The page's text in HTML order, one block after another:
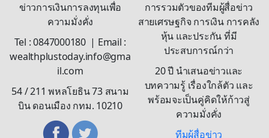
ข่าวการเงินการลงทุนเพื่อ
ความมั่งคั่ง
Tel : 0847000180 | Email :
wealthplustoday.info@gma
il.com
54 / 211 พหลโยธิน 73 สนาม
บิน ดอนเมือง กทม. 10210
การรวมตัวของทีมผู้สื่อข่าว
สายเศรษฐกิจ การเงิน การคลัง
หุ้น และประกัน ที่มี
ประสบการณ์กว่า
20 ปี นำเสนอข่าวและ
บทความรู้ เรื่องใกล้ตัว และ
พร้อมจะเป็นคู่คิดให้ก้าวสู่
ความมั่งคั่ง
ทีมผู้สื่อข่าว